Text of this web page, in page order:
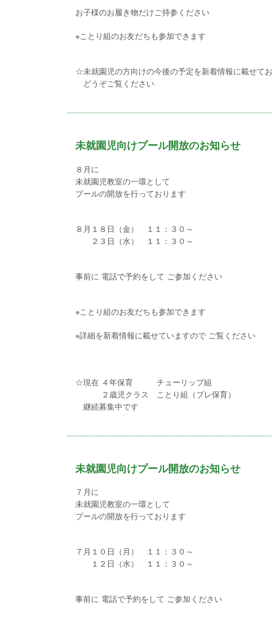
お子様のお履き物だけご持参ください
※ことり組のお友だちも参加できます
☆未就園児の方向けの今後の予定を新着情報に載せて
どうぞご覧ください
未就園児向けプール開放のお知らせ
８月に
未就園児教室の一環として
プールの開放を行っております
８月１８日（金） １１：３０～
２３日（水） １１：３０～
事前に 電話で予約をして ご参加ください
※ことり組のお友だちも参加できます
※詳細を新着情報に載せていますので ご覧ください
☆現在 ４年保育 チューリップ組
２歳児クラス ことり組（プレ保育）
継続募集中です
未就園児向けプール開放のお知らせ
７月に
未就園児教室の一環として
プールの開放を行っております
７月１０日（月） １１：３０～
１２日（水） １１：３０～
事前に 電話で予約をして ご参加ください